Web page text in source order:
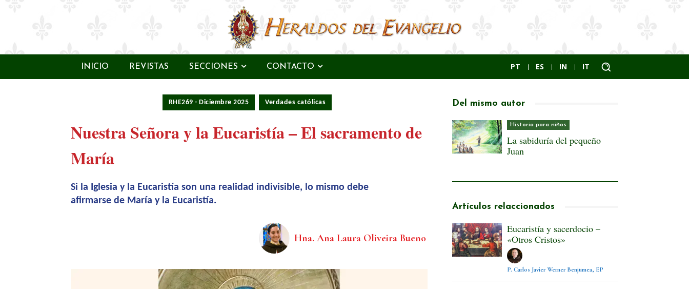
INICIO REVISTAS SECCIONES CONTACTO PT ES IN IT
RHE269 - Diciembre 2025 Verdades católicas
Nuestra Señora y la Eucaristía – El sacramento de
María
Si la Iglesia y la Eucaristía son una realidad indivisible, lo mismo debe
afirmarse de María y la Eucaristía.
Hna. Ana Laura Oliveira Bueno
Del mismo autor
Historia para niños
La sabiduría del pequeño
Juan
Artículos relaccionados
Eucaristía y sacerdocio –
«Otros Cristos»
P. Carlos Javier Werner Benjumea, EP